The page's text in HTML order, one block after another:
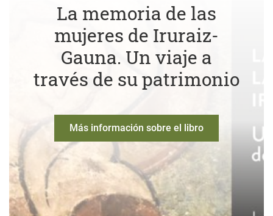
La memoria de las
mujeres de Iruraiz-
Gauna. Un viaje a
través de su patrimonio
Más información sobre el libro